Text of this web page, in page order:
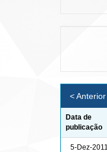
< Anterior
Data de
publicação
5-Dez-2011